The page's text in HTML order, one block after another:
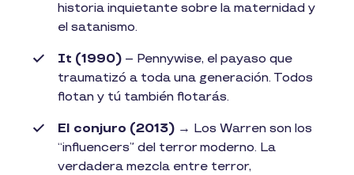
historia inquietante sobre la maternidad y
el satanismo.
It (1990) – Pennywise, el payaso que
traumatizó a toda una generación. Todos
flotan y tú también flotarás.
El conjuro (2013) → Los Warren son los
“influencers” del terror moderno. La
verdadera mezcla entre terror,